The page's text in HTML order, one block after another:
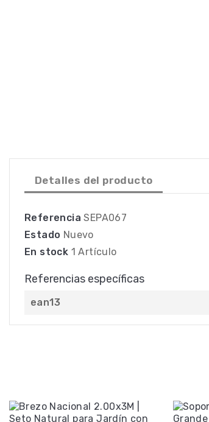
Detalles del producto
Referencia SEPA067
Estado Nuevo
En stock 1 Artículo
Referencias específicas
ean13